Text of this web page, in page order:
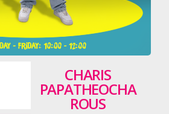
CHARIS
PAPATHEOCHA
ROUS